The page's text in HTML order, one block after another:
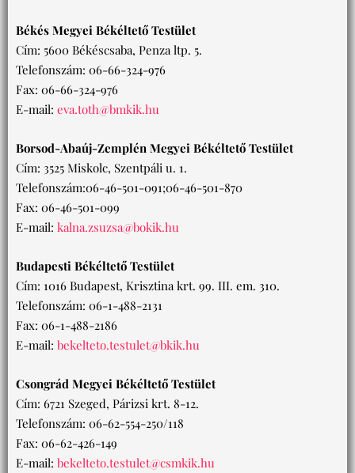
Békés Megyei Békéltető Testület
Cím: 5600 Békéscsaba, Penza ltp. 5.
Telefonszám: 06-66-324-976
Fax: 06-66-324-976
E-mail: eva.toth@bmkik.hu
Borsod-Abaúj-Zemplén Megyei Békéltető Testület
Cím: 3525 Miskolc, Szentpáli u. 1.
Telefonszám:06-46-501-091;06-46-501-870
Fax: 06-46-501-099
E-mail: kalna.zsuzsa@bokik.hu
Budapesti Békéltető Testület
Cím: 1016 Budapest, Krisztina krt. 99. III. em. 310.
Telefonszám: 06-1-488-2131
Fax: 06-1-488-2186
E-mail: bekelteto.testulet@bkik.hu
Csongrád Megyei Békéltető Testület
Cím: 6721 Szeged, Párizsi krt. 8-12.
Telefonszám: 06-62-554-250/118
Fax: 06-62-426-149
E-mail: bekelteto.testulet@csmkik.hu